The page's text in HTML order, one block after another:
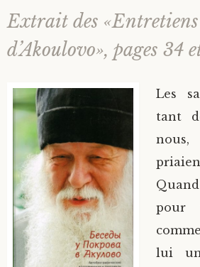
Extrait des
d’Akoulovo», pages 34
Les
tant
pour
lui